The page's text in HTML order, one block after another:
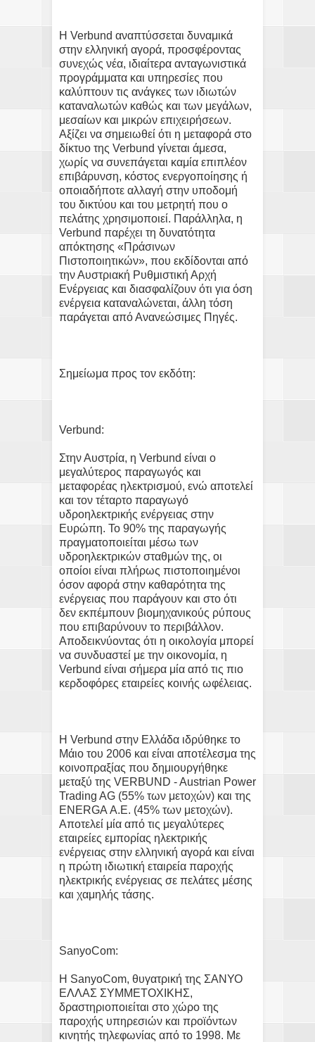
Η Verbund αναπτύσσεται δυναμικά
στην ελληνική αγορά, προσφέροντας
συνεχώς νέα, ιδιαίτερα ανταγωνιστικά
προγράμματα και υπηρεσίες που
καλύπτουν τις ανάγκες των ιδιωτών
καταναλωτών καθώς και των μεγάλων,
μεσαίων και μικρών επιχειρήσεων.
Αξίζει να σημειωθεί ότι η μεταφορά στο
δίκτυο της Verbund γίνεται άμεσα,
χωρίς να συνεπάγεται καμία επιπλέον
επιβάρυνση, κόστος ενεργοποίησης ή
οποιαδήποτε αλλαγή στην υποδομή
του δικτύου και του μετρητή που ο
πελάτης χρησιμοποιεί. Παράλληλα, η
Verbund παρέχει τη δυνατότητα
απόκτησης «Πράσινων
Πιστοποιητικών», που εκδίδονται από
την Αυστριακή Ρυθμιστική Αρχή
Ενέργειας και διασφαλίζουν ότι για όση
ενέργεια καταναλώνεται, άλλη τόση
παράγεται από Ανανεώσιμες Πηγές.
Σημείωμα προς τον εκδότη:
Verbund:
Στην Αυστρία, η Verbund είναι ο
μεγαλύτερος παραγωγός και
μεταφορέας ηλεκτρισμού, ενώ αποτελεί
και τον τέταρτο παραγωγό
υδροηλεκτρικής ενέργειας στην
Ευρώπη. Το 90% της παραγωγής
πραγματοποιείται μέσω των
υδροηλεκτρικών σταθμών της, οι
οποίοι είναι πλήρως πιστοποιημένοι
όσον αφορά στην καθαρότητα της
ενέργειας που παράγουν και στο ότι
δεν εκπέμπουν βιομηχανικούς ρύπους
που επιβαρύνουν το περιβάλλον.
Αποδεικνύοντας ότι η οικολογία μπορεί
να συνδυαστεί με την οικονομία, η
Verbund είναι σήμερα μία από τις πιο
κερδοφόρες εταιρείες κοινής ωφέλειας.
Η Verbund στην Ελλάδα ιδρύθηκε το
Μάιο του 2006 και είναι αποτέλεσμα της
κοινοπραξίας που δημιουργήθηκε
μεταξύ της VERBUND - Austrian Power
Trading AG (55% των μετοχών) και της
ENERGA Α.Ε. (45% των μετοχών).
Αποτελεί μία από τις μεγαλύτερες
εταιρείες εμπορίας ηλεκτρικής
ενέργειας στην ελληνική αγορά και είναι
η πρώτη ιδιωτική εταιρεία παροχής
ηλεκτρικής ενέργειας σε πελάτες μέσης
και χαμηλής τάσης.
SanyoCom:
H SanyoCom, θυγατρική της ΣΑΝΥΟ
ΕΛΛΑΣ ΣΥΜΜΕΤΟΧΙΚΗΣ,
δραστηριοποιείται στο χώρο της
παροχής υπηρεσιών και προϊόντων
κινητής τηλεφωνίας από το 1998. Με